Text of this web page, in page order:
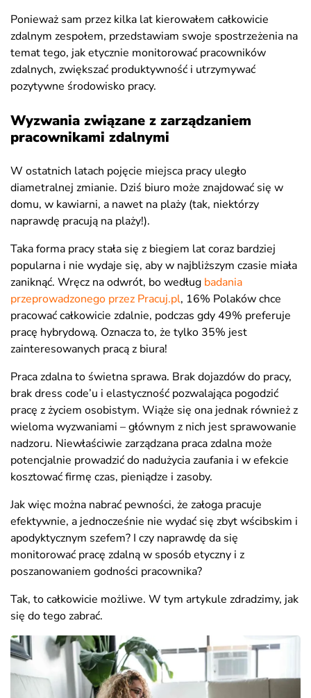
Ponieważ sam przez kilka lat kierowałem całkowicie
zdalnym zespołem, przedstawiam swoje spostrzeżenia na
temat tego, jak etycznie monitorować pracowników
zdalnych, zwiększać produktywność i utrzymywać
pozytywne środowisko pracy.
Wyzwania związane z zarządzaniem
pracownikami zdalnymi
W ostatnich latach pojęcie miejsca pracy uległo
diametralnej zmianie. Dziś biuro może znajdować się w
domu, w kawiarni, a nawet na plaży (tak, niektórzy
naprawdę pracują na plaży!).
Taka forma pracy stała się z biegiem lat coraz bardziej
popularna i nie wydaje się, aby w najbliższym czasie miała
zaniknąć. Wręcz na odwrót, bo według badania
przeprowadzonego przez Pracuj.pl, 16% Polaków chce
pracować całkowicie zdalnie, podczas gdy 49% preferuje
pracę hybrydową. Oznacza to, że tylko 35% jest
zainteresowanych pracą z biura!
Praca zdalna to świetna sprawa. Brak dojazdów do pracy,
brak dress code’u i elastyczność pozwalająca pogodzić
pracę z życiem osobistym. Wiąże się ona jednak również z
wieloma wyzwaniami – głównym z nich jest sprawowanie
nadzoru. Niewłaściwie zarządzana praca zdalna może
potencjalnie prowadzić do nadużycia zaufania i w efekcie
kosztować firmę czas, pieniądze i zasoby.
Jak więc można nabrać pewności, że załoga pracuje
efektywnie, a jednocześnie nie wydać się zbyt wścibskim i
apodyktycznym szefem? I czy naprawdę da się
monitorować pracę zdalną w sposób etyczny i z
poszanowaniem godności pracownika?
Tak, to całkowicie możliwe. W tym artykule zdradzimy, jak
się do tego zabrać.